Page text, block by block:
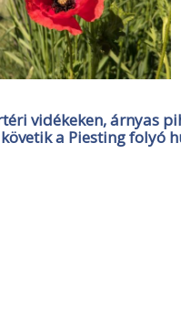
vidékeken, árnyas
a Piesting folyó